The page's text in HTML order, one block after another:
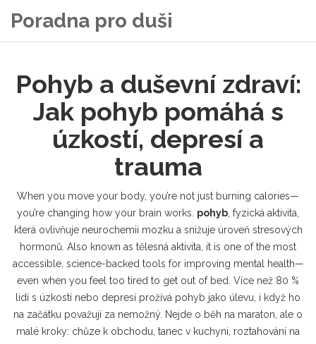
Poradna pro duši
Pohyb a duševní zdraví:
Jak pohyb pomáhá s
úzkostí, depresí a
trauma
When you move your body, you’re not just burning calories—
you’re changing how your brain works. pohyb fyzická aktivita,
která ovlivňuje neurochemii mozku a snižuje úroveň stresových
hormonů . Also known as tělesná aktivita , it is one of the most
accessible, science-backed tools for improving mental health—
even when you feel too tired to get out of bed. Více než 80 %
lidí s úzkostí nebo depresí prožívá pohyb jako úlevu, i když ho
na začátku považují za nemožný. Nejde o běh na maraton, ale o
malé kroky: chůze k obchodu, tanec v kuchyni, roztahování na